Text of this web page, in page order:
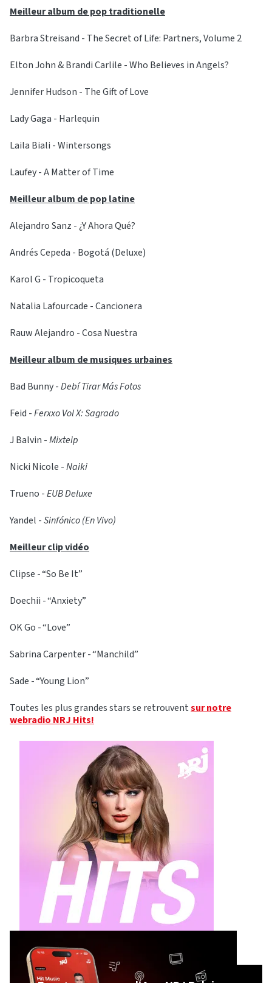
Meilleur album de pop traditionelle
Barbra Streisand - The Secret of Life: Partners, Volume 2
Elton John & Brandi Carlile - Who Believes in Angels?
Jennifer Hudson - The Gift of Love
Lady Gaga - Harlequin
Laila Biali - Wintersongs
Laufey - A Matter of Time
Meilleur album de pop latine
Alejandro Sanz - ¿Y Ahora Qué?
Andrés Cepeda - Bogotá (Deluxe)
Karol G - Tropicoqueta
Natalia Lafourcade - Cancionera
Rauw Alejandro - Cosa Nuestra
Meilleur album de musiques urbaines
Bad Bunny -Debí Tirar Más Fotos
Feid -Ferxxo Vol X: Sagrado
J Balvin -Mixteip
Nicki Nicole -Naiki
Trueno -EUB Deluxe
Yandel -Sinfónico (En Vivo)
Meilleur clip vidéo
Clipse - “So Be It”
Doechii - “Anxiety”
OK Go - “Love”
Sabrina Carpenter - “Manchild”
Sade - “Young Lion”
Toutes les plus grandes stars se retrouventsur notre
webradio NRJ Hits!